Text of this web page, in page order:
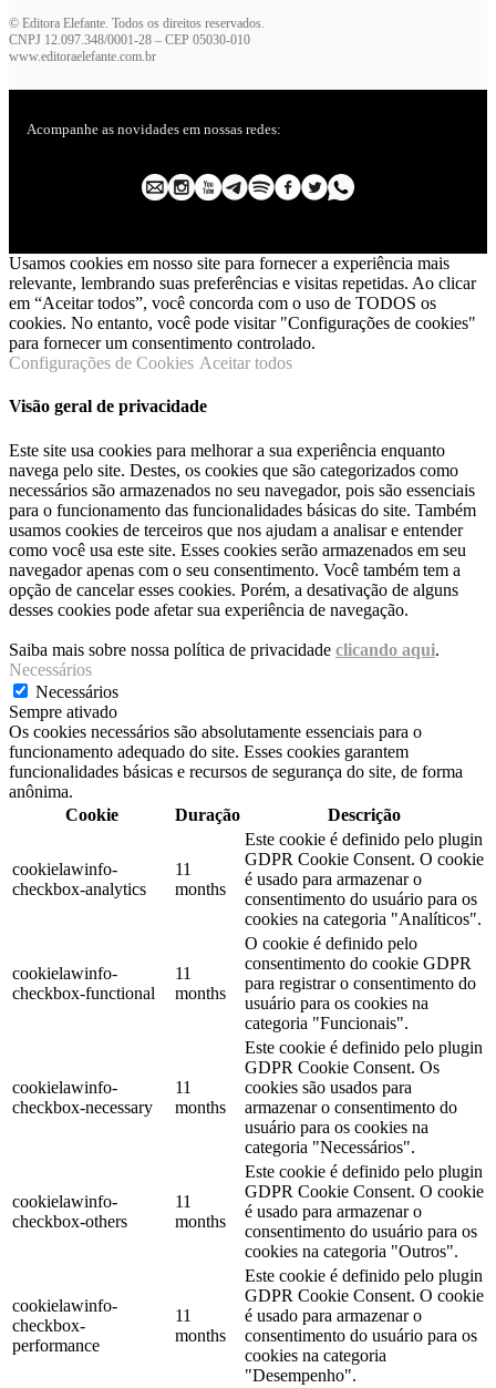
© Editora Elefante. Todos os direitos reservados.
CNPJ 12.097.348/0001-28 – CEP 05030-010
www.editoraelefante.com.br
Acompanhe as novidades em nossas redes:
Usamos cookies em nosso site para fornecer a experiência mais
relevante, lembrando suas preferências e visitas repetidas. Ao clicar
em “Aceitar todos”, você concorda com o uso de TODOS os
cookies. No entanto, você pode visitar "Configurações de cookies"
para fornecer um consentimento controlado.
Configurações de Cookies Aceitar todos
Visão geral de privacidade
Este site usa cookies para melhorar a sua experiência enquanto
navega pelo site. Destes, os cookies que são categorizados como
necessários são armazenados no seu navegador, pois são essenciais
para o funcionamento das funcionalidades básicas do site. Também
usamos cookies de terceiros que nos ajudam a analisar e entender
como você usa este site. Esses cookies serão armazenados em seu
navegador apenas com o seu consentimento. Você também tem a
opção de cancelar esses cookies. Porém, a desativação de alguns
desses cookies pode afetar sua experiência de navegação.
Saiba mais sobre nossa política de privacidade clicando aqui.
Necessários
Necessários
Sempre ativado
Os cookies necessários são absolutamente essenciais para o
funcionamento adequado do site. Esses cookies garantem
funcionalidades básicas e recursos de segurança do site, de forma
anônima.
Cookie
Duração Descrição
cookielawinfo-
checkbox-analytics
11
months
Este cookie é definido pelo plugin
GDPR Cookie Consent. O cookie
é usado para armazenar o
consentimento do usuário para os
cookies na categoria "Analíticos".
cookielawinfo-
checkbox-functional
11
months
O cookie é definido pelo
consentimento do cookie GDPR
para registrar o consentimento do
usuário para os cookies na
categoria "Funcionais".
cookielawinfo-
checkbox-necessary
11
months
Este cookie é definido pelo plugin
GDPR Cookie Consent. Os
cookies são usados ​​para
armazenar o consentimento do
usuário para os cookies na
categoria "Necessários".
cookielawinfo-
checkbox-others
11
months
Este cookie é definido pelo plugin
GDPR Cookie Consent. O cookie
é usado para armazenar o
consentimento do usuário para os
cookies na categoria "Outros".
cookielawinfo-
checkbox-
performance
11
months
Este cookie é definido pelo plugin
GDPR Cookie Consent. O cookie
é usado para armazenar o
consentimento do usuário para os
cookies na categoria
"Desempenho".